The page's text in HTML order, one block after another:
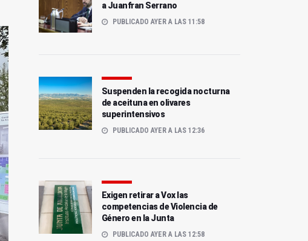
a Juanfran Serrano
PUBLICADO AYER A LAS 11:58
Suspenden la recogida nocturna
de aceituna en olivares
superintensivos
PUBLICADO AYER A LAS 12:36
Exigen retirar a Vox las
competencias de Violencia de
Género en la Junta
PUBLICADO AYER A LAS 12:58